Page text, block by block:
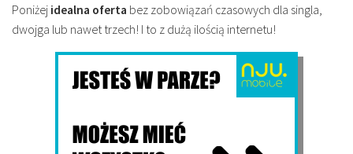
Poniżej idealna oferta bez zobowiązań czasowych dla singla,
dwojga lub nawet trzech! I to z dużą ilością internetu!